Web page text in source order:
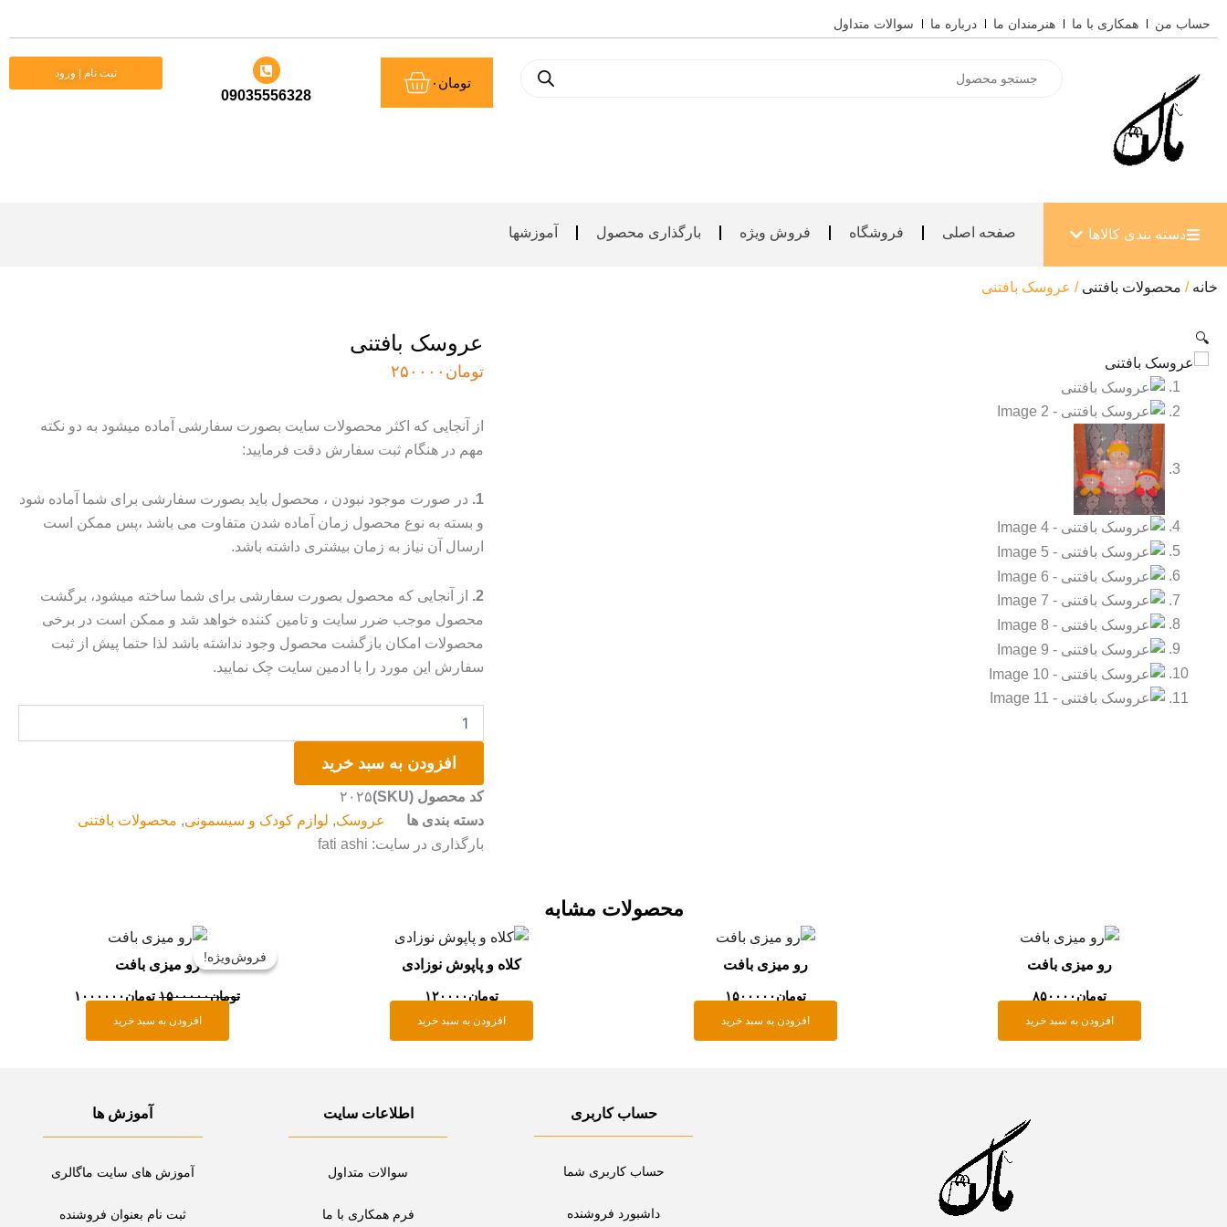
به
حساب من همکاری با ما هنرمندان ما درباره ما سوالات متداول
search
تومان ۰سبد
خرید
09035556328
ثبت نام | ورود
دسته بندی کالاها باز کردن دسته بندی کالاها
صفحه اصلی فروشگاه فروش ویژه بارگذاری محصول آموزشها
خانه / محصولات بافتنی / عروسک بافتنی
🔍 عروسک بافتنی
تومان ۲۵۰۰۰۰
از آنجایی که اکثر محصولات سایت بصورت سفارشی آماده میشود به دو نکته
مهم در هنگام ثبت سفارش دقت فرمایید:
1. در صورت موجود نبودن ، محصول باید بصورت سفارشی برای شما آماده شود
و بسته به نوع محصول زمان آماده شدن متفاوت می باشد ،پس ممکن است
ارسال آن نیاز به زمان بیشتری داشته باشد.
2.
از آنجایی که محصول بصورت سفارشی برای شما ساخته میشود، برگشت
محصول موجب ضرر سایت و تامین کننده خواهد شد و ممکن است در برخی
محصولات امکان بازگشت محصول وجود نداشته باشد لذا حتما پیش از ثبت
سفارش این مورد را با ادمین سایت چک نمایید.
بافتنی
عدد
افزودن به سبد خرید
کد محصول (SKU)
۲۰۲۵
دسته بندی ها
عروسک, لوازم کودک و سیسمونی, محصولات بافتنی
بارگذاری در سایت: fati ashi
محصولات مشابه
رو میزی بافت
تومان۸۵۰۰۰۰
افزودن به سبد خرید
رو میزی بافت
تومان۱۵۰۰۰۰۰
افزودن به سبد خرید
کلاه و پاپوش نوزادی
تومان۱۲۰۰۰۰
افزودن به سبد خرید
فروش‌ویژه!
فروش‌ویژه! رو میزی بافت
تومان۱۵۰۰۰۰۰
قیمت
اصلی:
تومان۱۵۰۰۰۰۰
تومان۱۰۰۰۰۰۰
افزودن به سبد خرید
حساب کاربری
حساب کاربری شما
داشبورد فروشنده
اطلاعات سایت
سوالات متداول
فرم همکاری با ما
آموزش ها
آموزش های سایت ماگالری
ثبت نام بعنوان فروشنده